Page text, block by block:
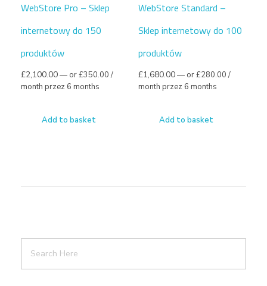
WebStore Pro – Sklep
internetowy do 150
produktów
£2,100.00— or£350.00 /
month przez 6 months
Add to basket
WebStore Standard –
Sklep internetowy do 100
produktów
£1,680.00—or£280.00 /
month przez 6 months
Add to basket